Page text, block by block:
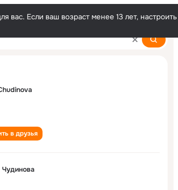
вас. Если ваш возраст менее 13 лет,
в друзья